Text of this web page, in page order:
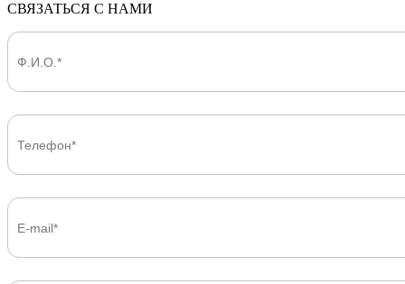
СВЯЗАТЬСЯ С НАМИ